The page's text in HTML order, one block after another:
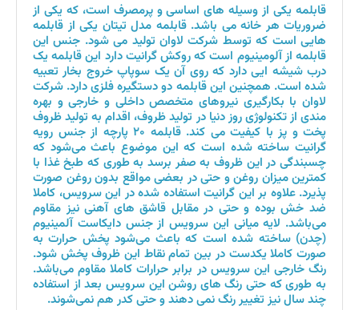
قابلمه یکی از وسیله های اساسی و پرمصرف است، که یکی از
ضروریات هر خانه می باشد. قابلمه مدل تیتان یکی از قابلمه
هایی است که توسط شرکت لاوان تولید می شود. جنس این
قابلمه از آلومینیوم است که روکش گرانیت دارد این قابلمه یک
درب شیشه ایی دارد که روی آن یک سوپاپ خروج بخار تعبیه
شده است. همچنین این قابلمه دو دستگیره فلزی دارد. شرکت
لاوان با بکارگیری نیروهای متخصص داخلی و خارجی و بهره
مندی از تکنولوژی روز دنیا در تولید ظروف، اقدام به تولید ظروف
پخت و پز با کیفیت می کند. قابلمه ۲۰ پارچه از جنس رویه
گرانیت ساخته شده است که این موضوع باعث می‌شود که
چسبندگی در این ظروف به صفر برسد به طوری که طبخ غذا با
کمترین میزان روغن و حتی در بعضی مواقع بدون روغن صورت
پذیرد. علاوه بر این گرانیت استفاده شده در این سرویس، کاملا
ضد خش بوده و حتی در مقابل قاشق‌ های آهنی نیز مقاوم
می‌باشد. لایه میانی این سرویس از جنس دایکاست آلمینیوم
(چدن) ساخته شده است که باعث می‌شود پخش حرارت به
صورت کاملا یکدست در بین تمام نقاط این ظروف پخش شود.
رنگ خارجی این سرویس در برابر حرارات کاملا مقاوم می‌باشد.
به طوری که حتی رنگ‌ های روشن این سرویس بعد از استفاده
چند سال نیز تغییر رنگ نمی‌ دهند و حتی کدر هم نمی‌شوند.